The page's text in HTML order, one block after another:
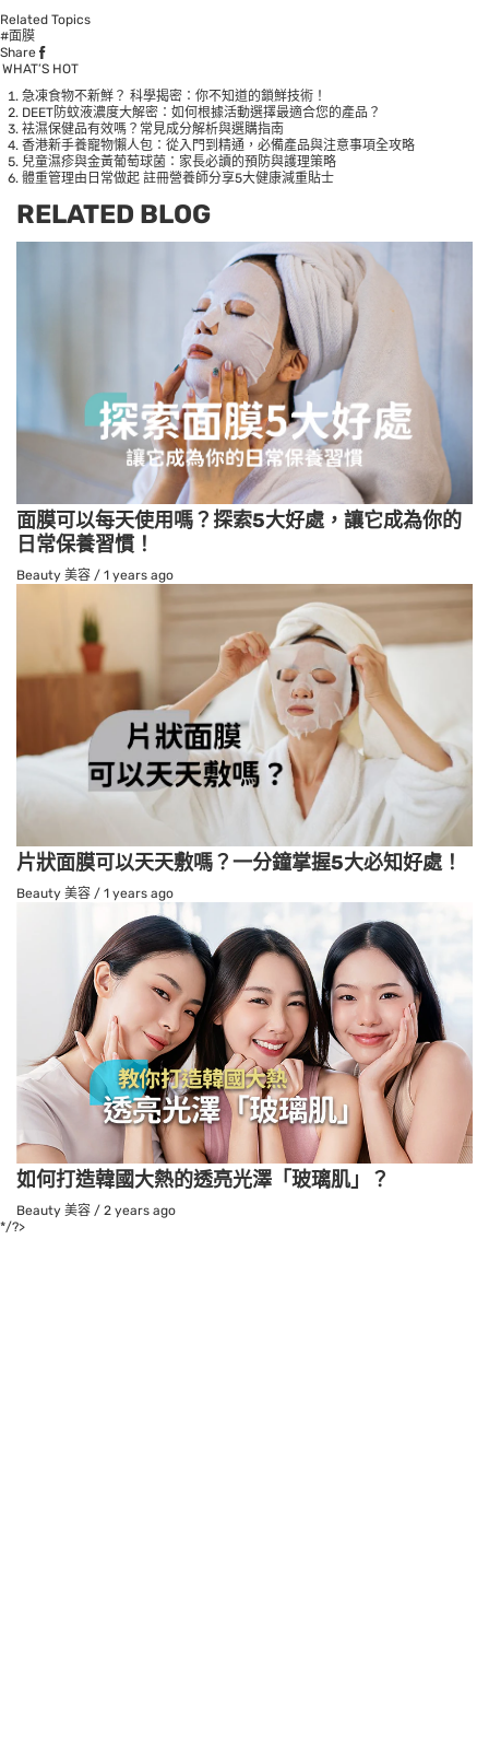
Related Topics
#面膜
Share
WHAT’S HOT
急凍食物不新鮮？ 科學揭密：你不知道的鎖鮮技術！
DEET防蚊液濃度大解密：如何根據活動選擇最適合您的產品？
袪濕保健品有效嗎？常見成分解析與選購指南
香港新手養寵物懶人包：從入門到精通，必備產品與注意事項全攻略
兒童濕疹與金黃葡萄球菌：家長必讀的預防與護理策略
體重管理由日常做起 註冊營養師分享5大健康減重貼士
RELATED BLOG
面膜可以每天使用嗎？探索5大好處，讓它成為你的
日常保養習慣！
Beauty 美容 / 1 years ago
片狀面膜可以天天敷嗎？一分鐘掌握5大必知好處！
Beauty 美容 / 1 years ago
如何打造韓國大熱的透亮光澤「玻璃肌」？
Beauty 美容 / 2 years ago
*/?>